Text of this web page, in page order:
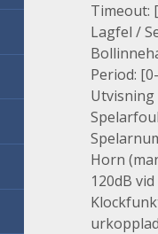
Timeout:
Lagfel /
Period:
Utvisning
Horn
120dB